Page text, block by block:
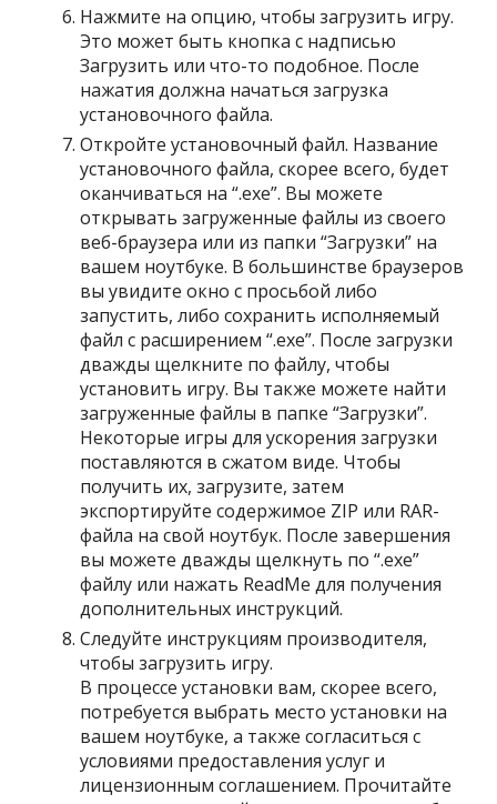
Нажмите на опцию, чтобы загрузить игру.
Это может быть кнопка с надписью
Загрузить или что-то подобное. После
нажатия должна начаться загрузка
установочного файла.
Откройте установочный файл. Название
установочного файла, скорее всего, будет
оканчиваться на “.exe”. Вы можете
открывать загруженные файлы из своего
веб-браузера или из папки “Загрузки” на
вашем ноутбуке. В большинстве браузеров
вы увидите окно с просьбой либо
запустить, либо сохранить исполняемый
файл с расширением “.exe”. После загрузки
дважды щелкните по файлу, чтобы
установить игру. Вы также можете найти
загруженные файлы в папке “Загрузки”.
Некоторые игры для ускорения загрузки
поставляются в сжатом виде. Чтобы
получить их, загрузите, затем
экспортируйте содержимое ZIP или RAR-
файла на свой ноутбук. После завершения
вы можете дважды щелкнуть по “.exe”
файлу или нажать ReadMe для получения
дополнительных инструкций.
Следуйте инструкциям производителя,
чтобы загрузить игру.
В процессе установки вам, скорее всего,
потребуется выбрать место установки на
вашем ноутбуке, а также согласиться с
условиями предоставления услуг и
лицензионным соглашением. Прочитайте